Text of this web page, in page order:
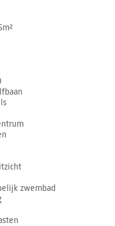
zwembad